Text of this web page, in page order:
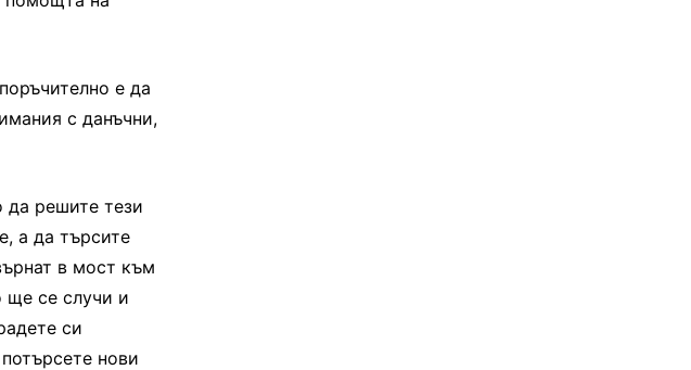
е да
с данъчни,
да решите тези
а да търсите
в мост към
ще се случи и
си
нови